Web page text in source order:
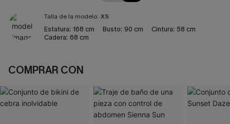
Talla de la modelo: XS
Estatura: 168 cm Busto: 90 cm Cintura: 58 cm
Cadera: 68 cm
COMPRAR CON